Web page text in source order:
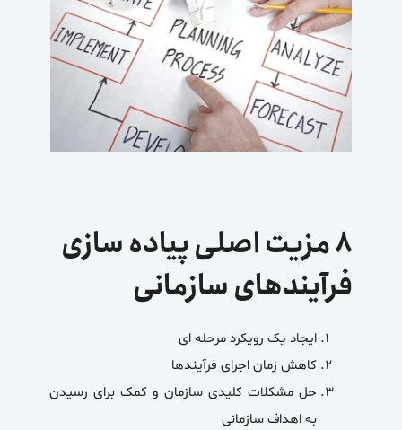
۸ مزیت اصلی پیاده سازی
فرآیندهای سازمانی
ایجاد یک رویکرد مرحله ای
کاهش زمان اجرای فرآیندها
حل مشکلات کلیدی سازمان و کمک برای رسیدن
به اهداف سازمانی